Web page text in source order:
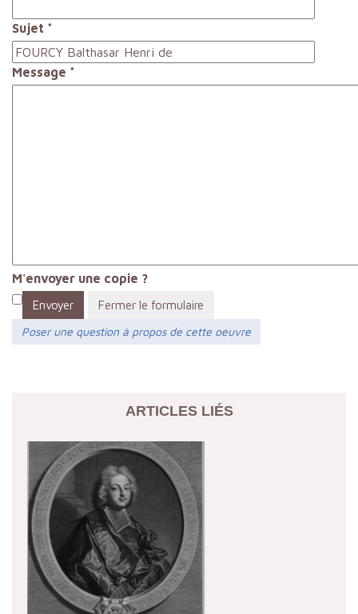
Sujet *
Message *
M'envoyer une copie ?
Envoyer
Fermer le formulaire
Poser une question à propos de cette oeuvre
ARTICLES LIÉS